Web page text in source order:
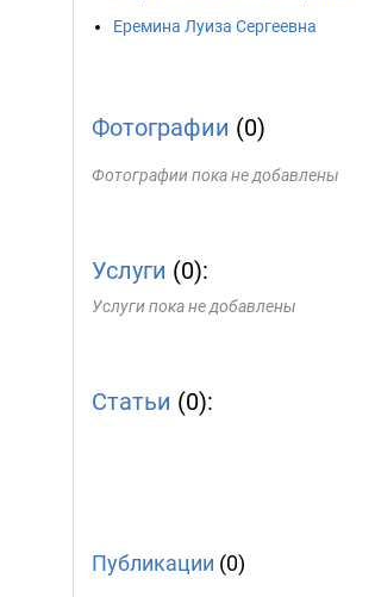
Еремина Луиза Сергеевна
Фотографии (0)
Фотографии пока не добавлены
Услуги (0):
Услуги пока не добавлены
Статьи (0):
Публикации (0)